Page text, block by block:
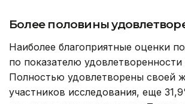
Более половины
Наиболее благоприятные оценки
по показателю
Полностью удовлетворены своей
участников исследования, еще